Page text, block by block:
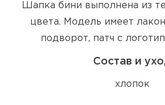
Шапка бини выполнена из
цвета. Модель имеет
подворот, патч с
Состав и
хлопок